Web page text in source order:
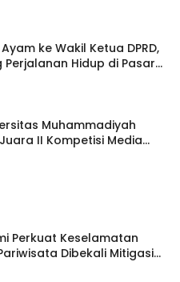
ke Wakil Ketua DPRD,
Perjalanan Hidup di Pasar
Muhammadiyah
II Kompetisi Media
Tingkat Internasional
Perkuat Keselamatan
Dibekali Mitigasi